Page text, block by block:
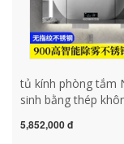
tủ kính phòng tắm
sinh bằng thép
tường với giấy bơm
5,852,000 đ